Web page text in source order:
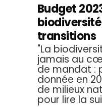
Budget
transitions
"La
jamais au
de mandat :
donnée en
de milieux
pour lire la